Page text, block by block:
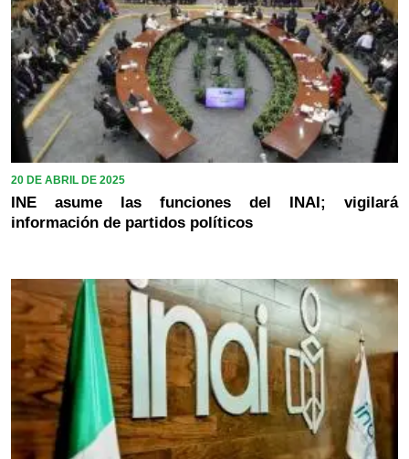
20 DE ABRIL DE 2025
INE asume las funciones del INAI; vigilará
información de partidos políticos